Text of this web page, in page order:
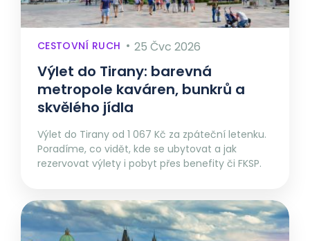
CESTOVNÍ RUCH 25 Čvc 2026
Výlet do Tirany: barevná
metropole kaváren, bunkrů a
skvělého jídla
Výlet do Tirany od 1 067 Kč za zpáteční letenku.
Poradíme, co vidět, kde se ubytovat a jak
rezervovat výlety i pobyt přes benefity či FKSP.